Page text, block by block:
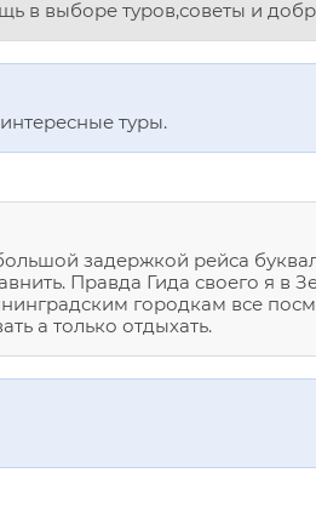
в выборе туров,советы и
туры.
задержкой рейса
Правда Гида своего я в
городкам все
а только отдыхать.